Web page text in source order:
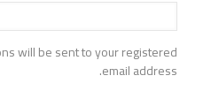
will be sent to your registered
email address.